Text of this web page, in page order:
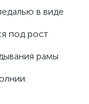
в виде
под рост
рамы